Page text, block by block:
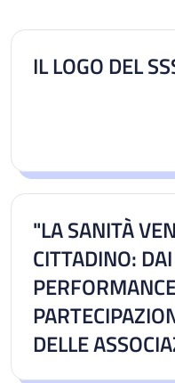
IL LOGO DEL
"LA SANITÀ
CITTADINO:
DELLE